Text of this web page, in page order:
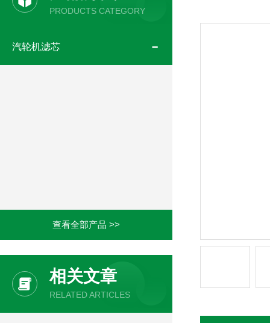
PRODUCTS CATEGORY
汽轮机滤芯
查看全部产品 >>
相关文章
RELATED ARTICLES